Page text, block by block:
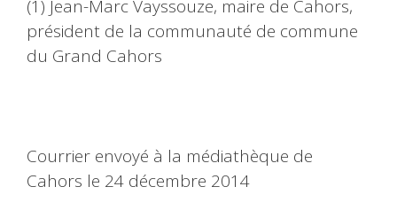
(1) Jean-Marc Vayssouze, maire de Cahors,
président de la communauté de commune
du Grand Cahors
Courrier envoyé à la médiathèque de
Cahors le 24 décembre 2014